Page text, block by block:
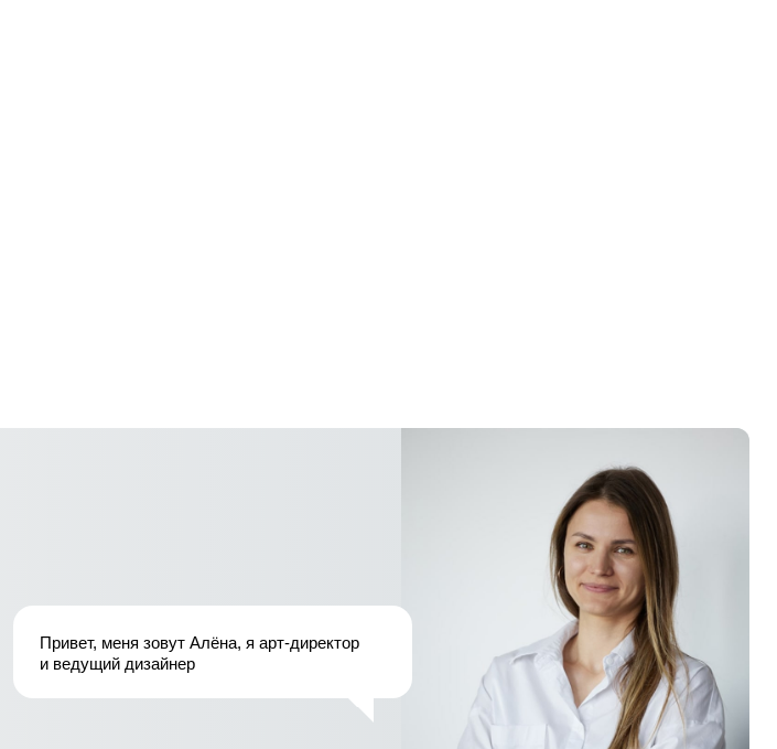
Привет, меня зовут Алёна, я арт-директор
и ведущий дизайнер